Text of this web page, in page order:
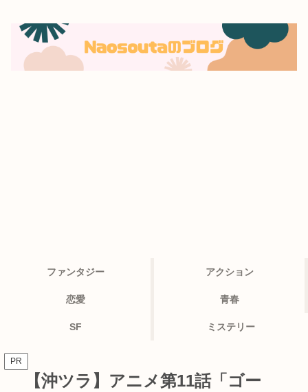
ファンタジー アクション
恋愛 青春
SF ミステリー
PR
【沖ツラ】アニメ第11話「ゴー